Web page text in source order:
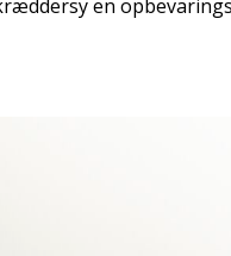
en